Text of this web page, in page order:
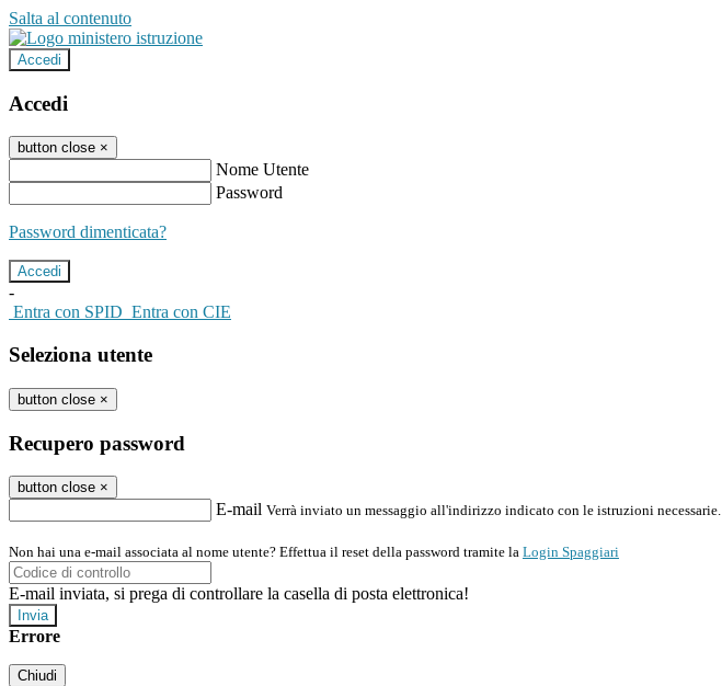
Salta al contenuto
Accedi
Accedi
button close ×
Nome Utente
Password
Password dimenticata?
-
Entra con SPID Entra con CIE
Seleziona utente
button close ×
Recupero password
button close ×
E-mail Verrà inviato un messaggio all'indirizzo indicato con le istruzioni necessarie.
Non hai una e-mail associata al nome utente? Effettua il reset della password tramite la Login Spaggiari
E-mail inviata, si prega di controllare la casella di posta elettronica!
Errore
Chiudi